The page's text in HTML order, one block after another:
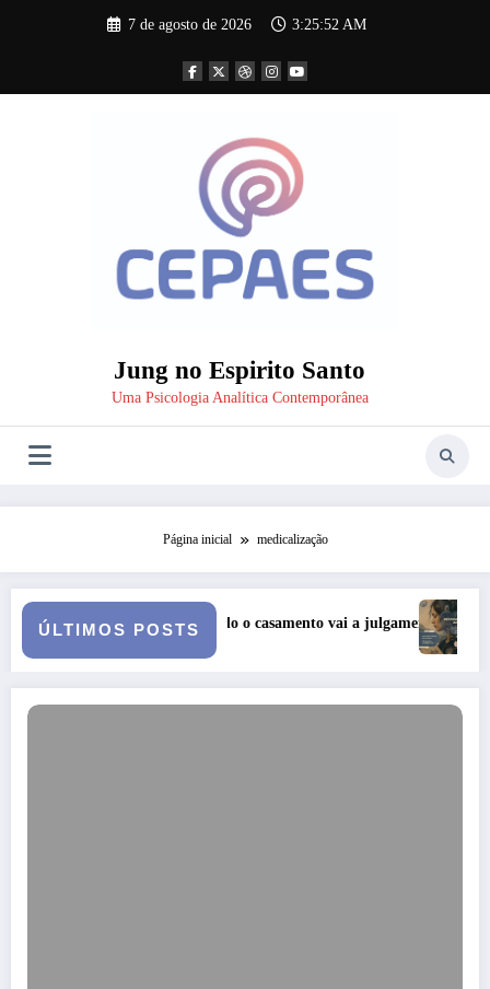
7 de agosto de 2026 3:25:53 AM
Jung no Espirito Santo
Uma Psicologia Analítica Contemporânea
Página inicial medicalização
ÚLTIMOS POSTS
Queda: quando o casamento vai a julgamento Curso: